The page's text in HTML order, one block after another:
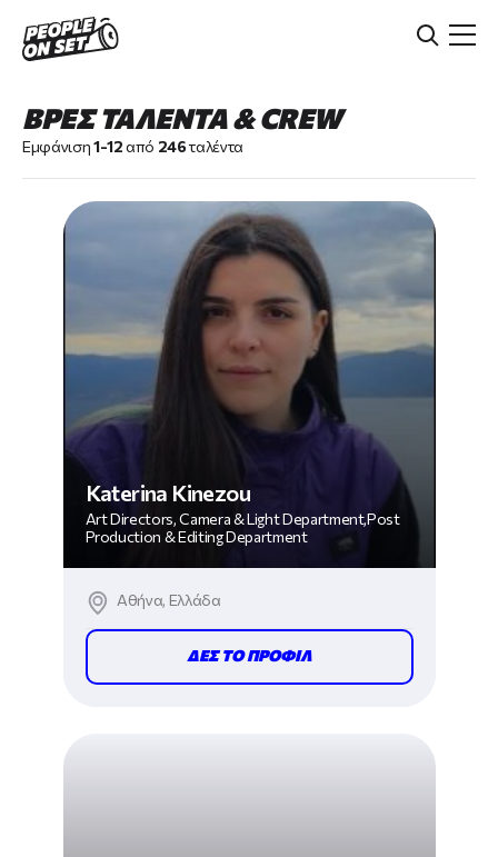
main
ΒΡΕΣ ΤΑΛΕΝΤΑ & CREW
Εμφάνιση1-12από 246ταλέντα
Katerina Kinezou
Art Directors, Camera & Light Department,Post
Production & Editing Department
Αθήνα, Ελλάδα
ΔΕΣ ΤΟ ΠΡΟΦΙΛ